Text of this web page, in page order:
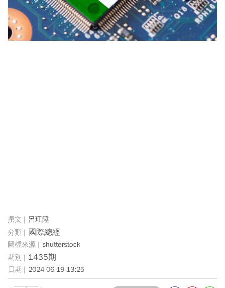
呂玨陞
國際總經
shutterstock
1435期
2024-06-19 13:25